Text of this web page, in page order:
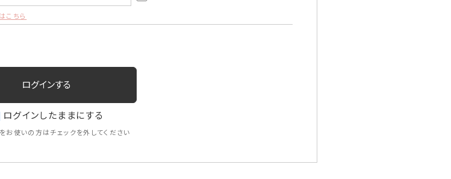
こちら
ログインしたままにする
お使いの方はチェックを外してください